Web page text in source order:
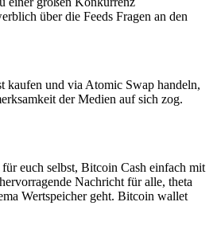
über die Feeds Fragen an den
kaufen und via Atomic Swap handeln,
der Medien auf sich zog.
euch selbst, Bitcoin Cash einfach mit
Nachricht für alle, theta
Wertspeicher geht. Bitcoin wallet